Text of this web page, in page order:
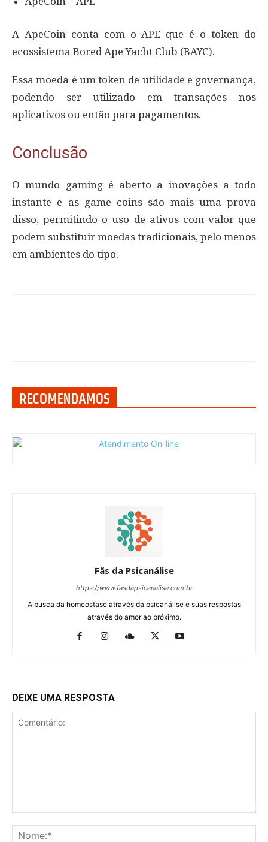
A ApeCoin conta com o APE que é o token do
ecossistema Bored Ape Yacht Club (BAYC).
Essa moeda é um token de utilidade e governança,
podendo ser utilizado em transações nos
aplicativos ou então para pagamentos.
Conclusão
O mundo gaming é aberto a inovações a todo
instante e as game coins são mais uma prova
disso, permitindo o uso de ativos com valor que
podem substituir moedas tradicionais, pelo menos
em ambientes do tipo.
RECOMENDAMOS
Fãs da Psicanálise
https://www.fasdapsicanalise.com.br
A busca da homeostase através da psicanálise e suas respostas
através do amor ao próximo.
DEIXE UMA RESPOSTA